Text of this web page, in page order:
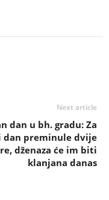
Next article
dan u bh. gradu: Za
dan preminule dvije
dženaza će im biti
klanjana danas